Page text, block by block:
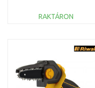
RAKTÁRON
Összehasonlítás